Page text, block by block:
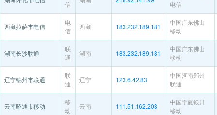
信
电信
西藏拉萨市电信
电
信
西藏 183.232.189.181
中国广东佛山
移动
湖南长沙联通
联
通
湖南 183.232.189.181
中国广东佛山
移动
辽宁锦州市联通
联
通
辽宁 123.6.42.83
中国河南郑州
联通
云南昭通市移动
移
动
云南 111.51.162.203
中国宁夏银川
移动